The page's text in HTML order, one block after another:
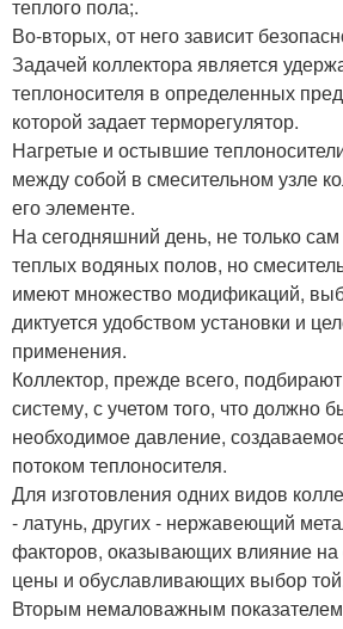
теплого пола;.
Во-вторых, от него зависит
Задачей коллектора является
теплоносителя в определенных
которой задает терморегулятор.
Нагретые и остывшие
между собой в смесительном узле
его элементе.
На сегодняшний день, не только сам
теплых водяных полов, но
имеют множество модификаций,
диктуется удобством установки и
применения.
Коллектор, прежде всего,
систему, с учетом того, что должно
необходимое давление,
потоком теплоносителя.
Для изготовления одних видов
- латунь, других - нержавеющий
факторов, оказывающих влияние
цены и обуславливающих выбор
Вторым немаловажным